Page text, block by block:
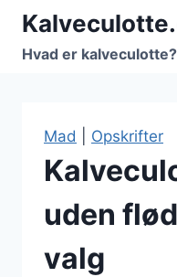
Fortsæt
indhold
Hvad er kalveculotte?
Mad Opskrifter
uden
valg